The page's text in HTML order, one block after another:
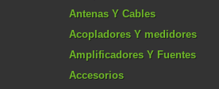
Antenas Y Cables
Acopladores Y medidores
Amplificadores Y Fuentes
Accesorios